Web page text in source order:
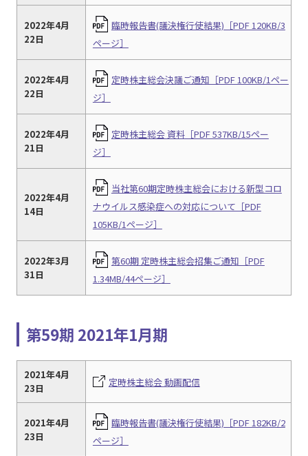
2022年4月
22日
臨時報告書(議決権行使結果)［PDF 120KB/3
ページ］
2022年4月
22日
定時株主総会決議ご通知［PDF 100KB/1ペー
ジ］
2022年4月
21日
定時株主総会 資料［PDF 537KB/15ペー
ジ］
2022年4月
14日
当社第60期定時株主総会における新型コロ
ナウイルス感染症への対応について［PDF
105KB/1ページ］
2022年3月
31日
第60期 定時株主総会招集ご通知［PDF
1.34MB/44ページ］
第59期 2021年1月期
2021年4月
23日
定時株主総会 動画配信
2021年4月
23日
臨時報告書(議決権行使結果)［PDF 182KB/2
ページ］